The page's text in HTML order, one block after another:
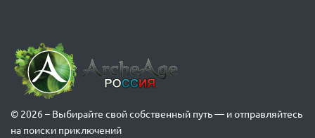
© 2026 – Выбирайте свой собственный путь — и отправляйтесь
на поиски приключений